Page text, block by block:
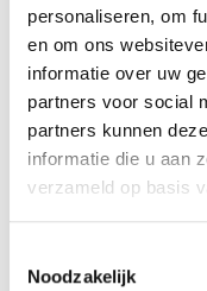
personaliseren, om
en om ons
informatie over uw
partners voor social
partners kunnen
informatie die u aan
verzameld op basis
Noodzakelijk